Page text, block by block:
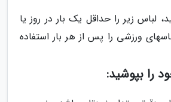
لباس زیر را حداقل یک بار در روز یا
ورزشی را پس از هر بار استفاده
را بپوشید: